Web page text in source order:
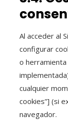
Al acceder al
configurar
o
cualquier
cookies”] (si
navegador.